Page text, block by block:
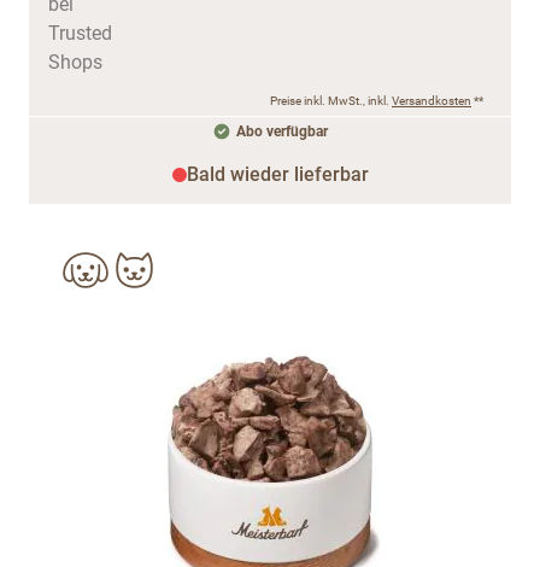
Preise inkl. MwSt., inkl. Versandkosten **
Abo verfügbar
Bald wieder lieferbar